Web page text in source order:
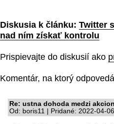
Diskusia k článku: Twitter
nad ním získať kontrolu
Prispievajte do diskusií ako
Komentár, na ktorý
Re: ustna dohoda medzi
Od: boris11 | Pridané: 2022-04-